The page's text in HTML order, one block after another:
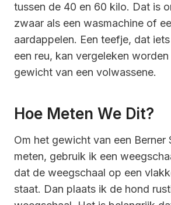
tussen de 40 en 60 kilo. Dat is
zwaar als een wasmachine of
aardappelen. Een teefje, dat
een reu, kan vergeleken
gewicht van een volwassene.
Hoe Meten We Dit?
Om het gewicht van een Berner
meten, gebruik ik een
dat de weegschaal op een
staat. Dan plaats ik de hond